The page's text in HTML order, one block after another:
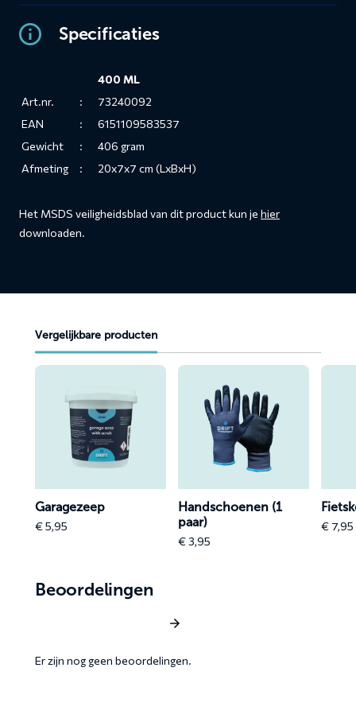
Specificaties
400 ML
Art.nr.
:
73240092
EAN
:
6151109583537
Gewicht
:
406 gram
Afmeting
: 20x7x7 cm (LxBxH)
Het MSDS veiligheidsblad van dit product kun je hier
downloaden.
Vergelijkbare producten
Lees
Garagezeep
Garagezeep
€5,95
Lees
Handschoenen
Handschoenen (1
paar)
€3,95
Lees
€7,95
Beoordelingen
Er zijn nog geen beoordelingen.